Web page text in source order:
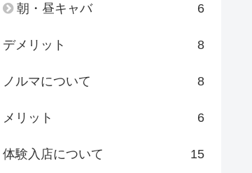
朝・昼キャバ 6
デメリット 8
ノルマについて 8
メリット 6
体験入店について 15